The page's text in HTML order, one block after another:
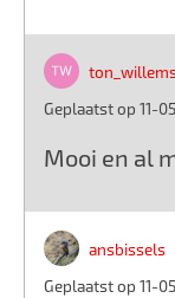
Geplaatst op 11-
Mooi en al
ansbissels
Geplaatst op 11-